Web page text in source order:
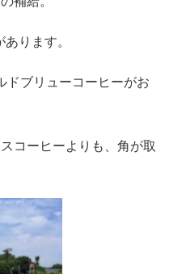
ります。
ドブリューコーヒーがお
コーヒーよりも、角が取